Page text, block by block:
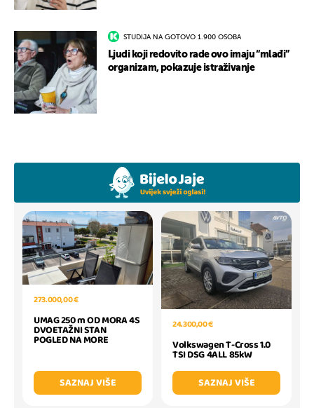
STUDIJA NA GOTOVO 1.900 OSOBA
Ljudi koji redovito rade ovo imaju “mlađi”
organizam, pokazuje istraživanje
273.000,00 €
UMAG 250 m OD MORA 4S
DVOETAŽNI STAN
POGLED NA MORE
SAZNAJ VIŠE
24.300,00 €
Volkswagen T-Cross 1.0
TSI DSG 4ALL 85kW
SAZNAJ VIŠE